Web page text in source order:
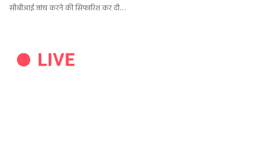
सीबीआई जांच करने की सिफारिश कर दी…